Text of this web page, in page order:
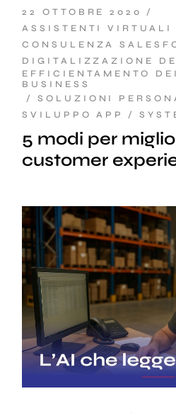
22 OTTOBRE 2020
ASSISTENTI VIRTUALI
CONSULENZA
DIGITALIZZAZIONE
EFFICIENTAMENTO
BUSINESS
SOLUZIONI
SVILUPPO APP
5 modi per
customer